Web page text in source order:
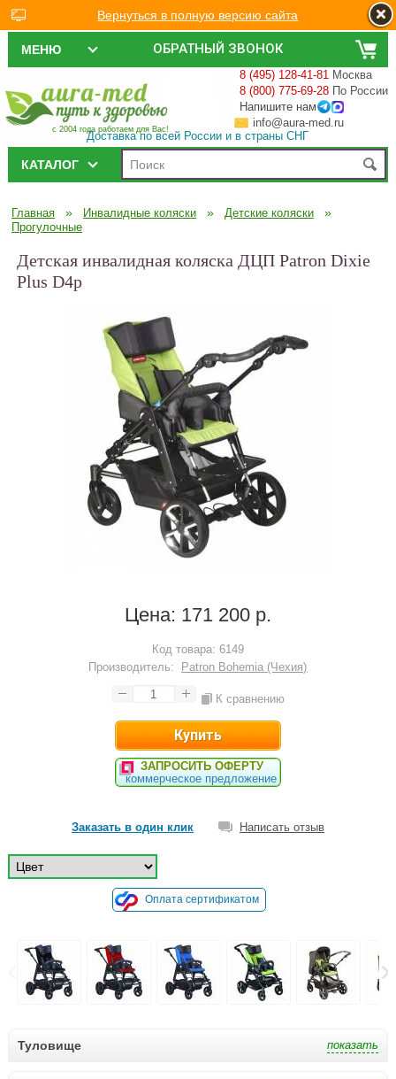
ОБРАТНЫЙ ЗВОНОК
МЕНЮ
с 2004 года работаем для Вас!
8 (495) 128-41-81 Москва
8 (800) 775-69-28 По России
Напишите нам
info@aura-med.ru
Доставка по всей России и в страны СНГ
КАТАЛОГ
Главная » Инвалидные коляски » Детские коляски »
Прогулочные
Детская инвалидная коляска ДЦП Patron Dixie
Plus D4p
Цена: 171 200 р.
Код товара: 6149
Производитель:
Patron Bohemia (Чехия)
К сравнению
ЗАПРОСИТЬ ОФЕРТУ
коммерческое предложение
Заказать в один клик Написать отзыв
Оплата сертификатом
Туловище
Вернуться в полную версию сайта